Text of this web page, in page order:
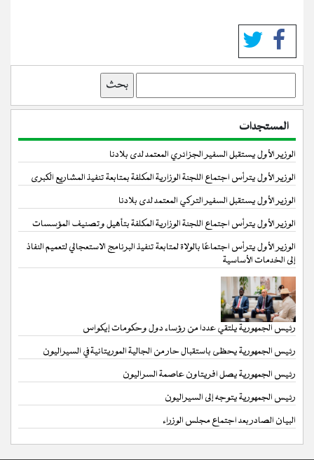
المستجدات
الوزير الأول يستقبل السفير الجزائري المعتمد لدى بلادنا
الوزير الأول يترأس اجتماع اللجنة الوزارية المكلفة بمتابعة تنفيذ المشاريع الكبرى
الوزير الأول يستقبل السفير التركي المعتمد لدى بلادنا
الوزير الأول يترأس اجتماع اللجنة الوزارية المكلفة بتأهيل وتصنيف المؤسسات
الوزير الأول يترأس اجتماعًا بالولاة لمتابعة تنفيذ البرنامج الاستعجالي لتعميم النفاذ
إلى الخدمات الأساسية
رئيس الجمهورية يلتقي عددا من رؤساء دول وحكومات إيكواس
رئيس الجمهورية يحظى باستقبال حار من الجالية الموريتانية في السيراليون
رئيس الجمهورية يصل افريتاون عاصمة السراليون
رئيس الجمهورية يتوجه إلى السيراليون
البيان الصادر بعد اجتماع مجلس الوزراء